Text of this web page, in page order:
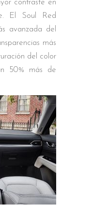
contraste en
El Soul Red
avanzada del
más
del color
50% más de